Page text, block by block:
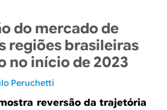
do mercado de
regiões brasileiras
no início de 2023
Peruchetti
reversão da trajetória